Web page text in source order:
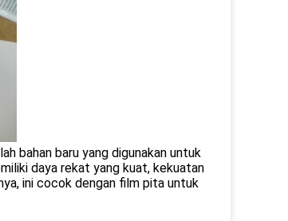
bahan baru yang digunakan untuk
daya rekat yang kuat, kekuatan
ini cocok dengan film pita untuk